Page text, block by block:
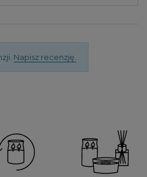
Napisz recenzję.